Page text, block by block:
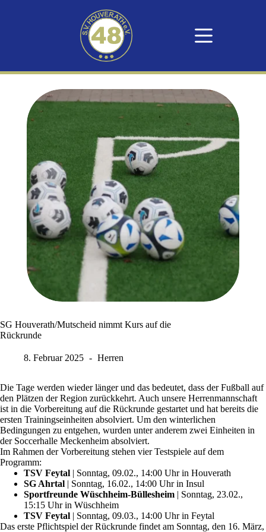
SG Houverath/Mutscheid nimmt Kurs auf die
Rückrunde
8. Februar 2025 Herren
Die Tage werden wieder länger und das bedeutet, dass der Fußball auf
den Plätzen der Region zurückkehrt. Auch unsere Herrenmannschaft
ist in die Vorbereitung auf die Rückrunde gestartet und hat bereits die
ersten Trainingseinheiten absolviert. Um den winterlichen
Bedingungen zu entgehen, wurden unter anderem zwei Einheiten in
der Soccerhalle Meckenheim absolviert.
Im Rahmen der Vorbereitung stehen vier Testspiele auf dem
Programm:
TSV Feytal | Sonntag, 09.02., 14:00 Uhr in Houverath
SG Ahrtal | Sonntag, 16.02., 14:00 Uhr in Insul
Sportfreunde Wüschheim-Büllesheim | Sonntag, 23.02.,
15:15 Uhr in Wüschheim
TSV Feytal | Sonntag, 09.03., 14:00 Uhr in Feytal
Das erste Pflichtspiel der Rückrunde findet am Sonntag, den 16. März,